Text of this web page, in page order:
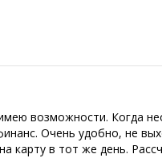
возможности. Когда
Очень удобно, не
карту в тот же день.